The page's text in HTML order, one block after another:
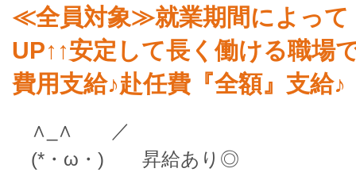
≪全員対象≫就業期間によって
UP↑↑安定して長く働ける職場
費用支給♪赴任費『全額』支給♪
∧_∧ ／
(*・ω・) 昇給あり◎